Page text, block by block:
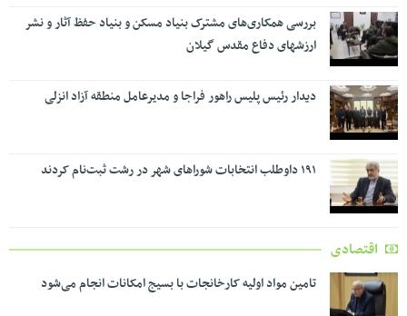
بررسی همکاری‌های مشترک بنیاد مسکن و بنیاد حفظ آثار و نشر
ارزشهای دفاع مقدس گیلان
دیدار رئیس پلیس راهور فراجا و مدیرعامل منطقه آزاد انزلی
۱۹۱ داوطلب انتخابات شوراهای شهر در رشت ثبت‌نام کردند
اقتصادی
تامین مواد اولیه کارخانجات با بسیج امکانات انجام می‌شود